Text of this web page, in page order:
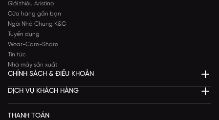
Giới thiệu Aristino
Cửa hàng gần bạn
Ngôi Nhà Chung K&G
Tuyển dụng
Wear-Care-Share
Tin tức
Nhà máy sản xuất
CHÍNH SÁCH & ĐIỀU KHOẢN
DỊCH VỤ KHÁCH HÀNG
THANH TOÁN